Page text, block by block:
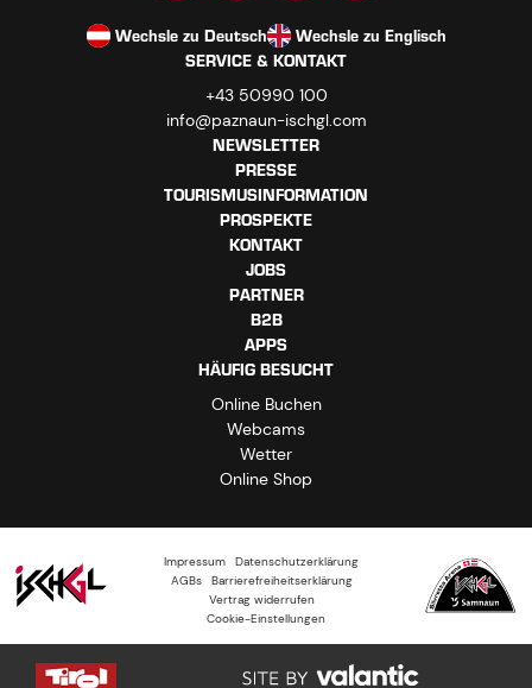
Wechsle zu Deutsch
Wechsle zu Englisch
SERVICE & KONTAKT
+43 50990 100
info@paznaun-ischgl.com
NEWSLETTER
PRESSE
TOURISMUSINFORMATION
PROSPEKTE
KONTAKT
JOBS
PARTNER
B2B
APPS
HÄUFIG BESUCHT
Online Buchen
Webcams
Wetter
Online Shop
Impressum
Datenschutzerklärung
AGBs
Barrierefreiheitserklärung
Vertrag widerrufen
Cookie-Einstellungen